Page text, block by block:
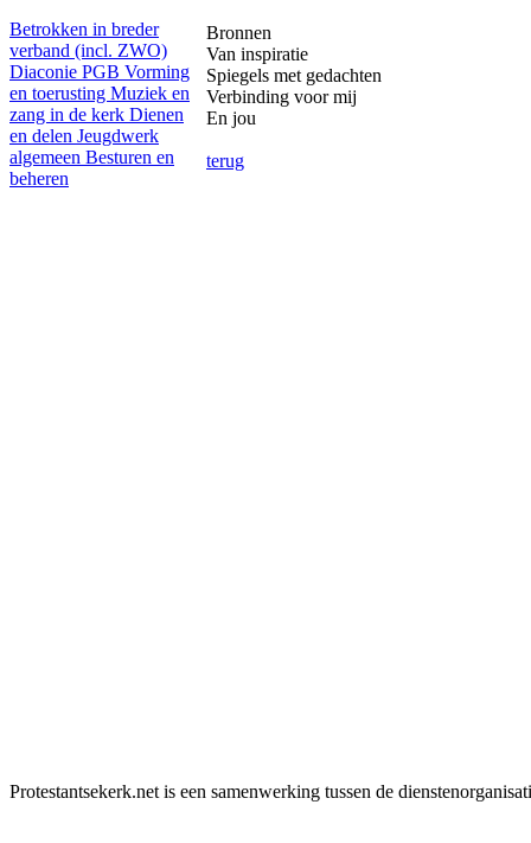
Betrokken in breder
verband (incl. ZWO)
Diaconie PGB Vorming
en toerusting Muziek en
zang in de kerk Dienen
en delen Jeugdwerk
algemeen Besturen en
beheren
Bronnen
Van inspiratie
Spiegels met gedachten
Verbinding voor mij
En jou
terug
Protestantsekerk.net is een samenwerking tussen de